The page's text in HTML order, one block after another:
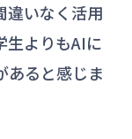
違いなく活用
生よりもAIに
あると感じま